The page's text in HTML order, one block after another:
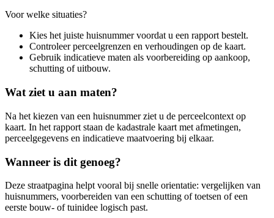
Voor welke situaties?
Kies het juiste huisnummer voordat u een rapport bestelt.
Controleer perceelgrenzen en verhoudingen op de kaart.
Gebruik indicatieve maten als voorbereiding op aankoop,
schutting of uitbouw.
Wat ziet u aan maten?
Na het kiezen van een huisnummer ziet u de perceelcontext op
kaart. In het rapport staan de kadastrale kaart met afmetingen,
perceelgegevens en indicatieve maatvoering bij elkaar.
Wanneer is dit genoeg?
Deze straatpagina helpt vooral bij snelle orientatie: vergelijken van
huisnummers, voorbereiden van een schutting of toetsen of een
eerste bouw- of tuinidee logisch past.